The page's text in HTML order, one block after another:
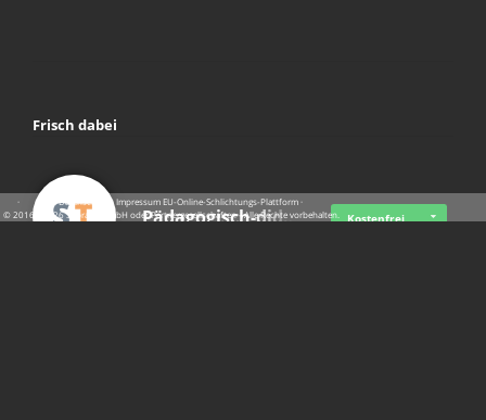
Frisch dabei
Pädagogisch-did… Kostenfrei
· · ·Datenschutz ·Impressum EU-Online-Schlichtungs-Plattform·
© 2016 - 2026 SupraTix GmbH oder Partnergesellschaften - Alle Rechte vorbehalten.